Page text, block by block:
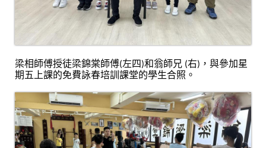
梁相師傅授徒梁錦棠師傅(左四)和翁師兄 (右)，與參加星
期五上課的免費詠春培訓課堂的學生合照。